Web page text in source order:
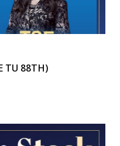
TU 88TH)